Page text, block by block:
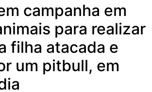
campanha em
para realizar
filha atacada e
um pitbull, em